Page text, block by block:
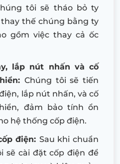
tôi sẽ tháo bỏ ty
thế chúng bằng ty
gồm việc thay cả ốc
lắp nút nhấn và cố
Chúng tôi sẽ tiến
lắp nút nhấn, và cố
đảm bảo tính ổn
hệ thống cốp điện.
điện: Sau khi chuẩn
sẽ cài đặt cốp điện để